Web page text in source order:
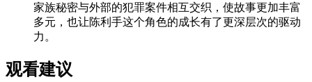
家族秘密与外部的犯罪案件相互交织，使故事更加丰富
多元，也让陈利手这个角色的成长有了更深层次的驱动
力。
观看建议